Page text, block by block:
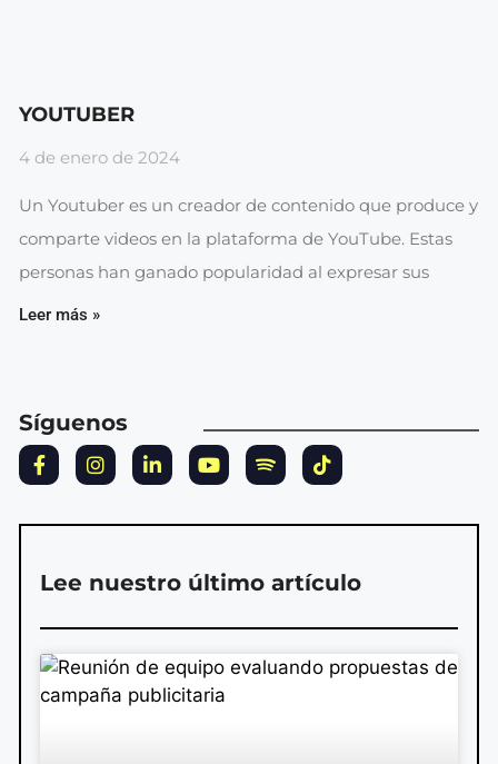
YOUTUBER
4 de enero de 2024
Un Youtuber es un creador de contenido que produce y
comparte videos en la plataforma de YouTube. Estas
personas han ganado popularidad al expresar sus
Leer más »
Síguenos
Lee nuestro último artículo